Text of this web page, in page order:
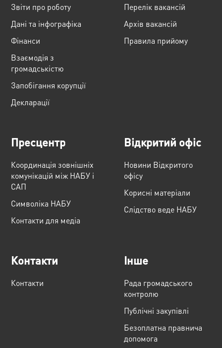
Звіти про роботу
Дані та інфографіка
Фінанси
Взаємодія з
громадськістю
Запобігання корупції
Декларації
Перелік вакансій
Архів вакансій
Правила прийому
Пресцентр
Координація зовнішніх
комунікацій між НАБУ і
САП
Cимволіка НАБУ
Контакти для медіа
Відкритий офіс
Новини Відкритого
офісу
Корисні матеріали
Слідство веде НАБУ
Контакти
Контакти
Інше
Рада громадського
контролю
Публічні закупівлі
Безоплатна правнича
допомога